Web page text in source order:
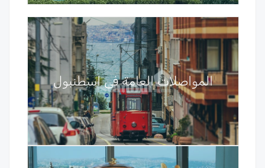
المواصلات العامة في اسطنبول